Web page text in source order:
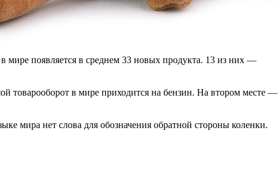
мире появляется в среднем 33 новых продукта. 13 из них —
товарооборот в мире приходится на бензин. На втором месте —
мира нет слова для обозначения обратной стороны коленки.